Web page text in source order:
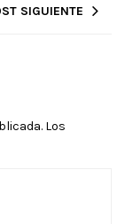
SIGUIENTE
Los